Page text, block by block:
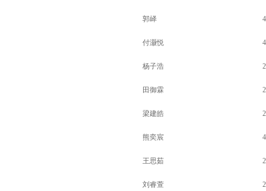
郭峄 4
付灏悦 4
杨子浩 2
田御霖 2
梁建皓 2
熊奕宸 4
王思茹 2
刘睿萱 2